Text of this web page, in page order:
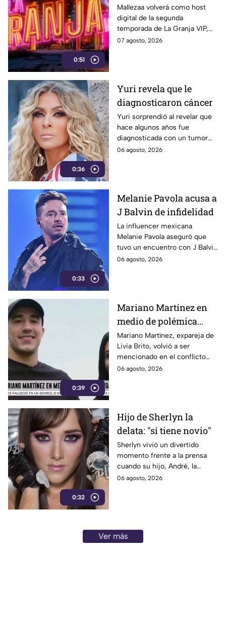
0:51
digital
Mallezaa volverá como host
digital de la segunda
temporada de La Granja VIP,
donde compartirá entrevistas,
07 agosto, 2026
0:36
Yuri revela que le
diagnosticaron cáncer
Yuri sorprendió al revelar que
hace algunos años fue
diagnosticada con un tumor
cancerígeno, el cual fue
completo su forma de ver la
vida.
06 agosto, 2026
0:33
Melanie Pavola acusa a
J Balvin de infidelidad
La influencer mexicana
Melanie Pavola aseguró que
tuvo un encuentro con J Balvin
cuando el cantante ya
06 agosto, 2026
0:39
Mariano Martínez en
medio de polémica
legal
Mariano Martínez, expareja de
Livia Brito, volvió a ser
mencionado en el conflicto
legal que la actriz mantiene
06 agosto, 2026
0:32
Hijo de Sherlyn la
delata: "sí tiene novio"
Sherlyn vivió un divertido
momento frente a la prensa
cuando su hijo, André, la
balconeó al asegurar: “mi
06 agosto, 2026
Ver más